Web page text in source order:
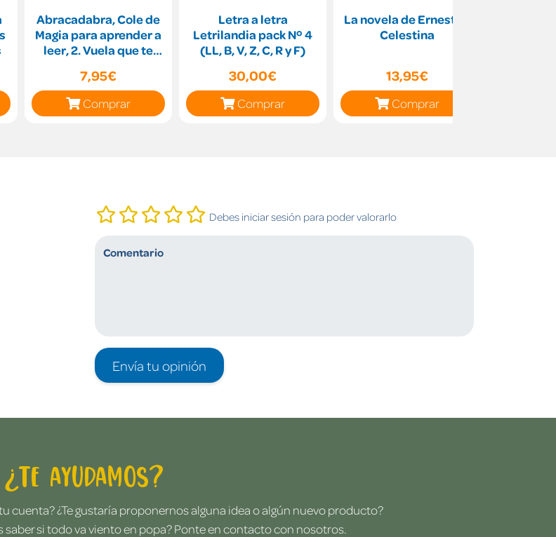
Abracadabra, Cole de
Magia para aprender a
leer, 2. Vuela que te
7,95€
Comprar
Letra a letra
Letrilandia pack Nº 4
(LL, B, V, Z, C, R y F)
30,00€
Comprar
La novela de Ernesto y
Celestina
13,95€
Comprar
Debes iniciar sesión para poder valorarlo
Envía tu opinión
¿Te ayudamos?
cuenta? ¿Te gustaría proponernos alguna idea o algún nuevo producto?
saber si todo va viento en popa? Ponte en contacto con nosotros.